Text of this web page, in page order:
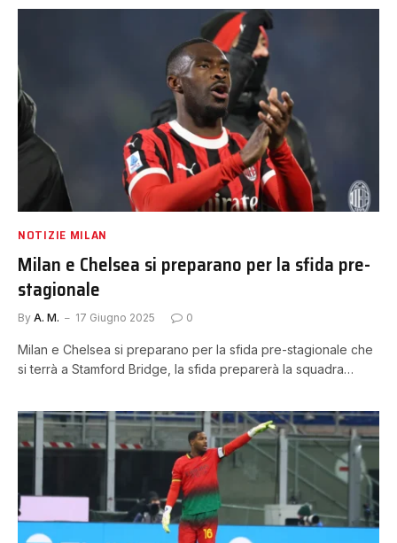
NOTIZIE MILAN
Milan e Chelsea si preparano per la sfida pre-
stagionale
By A. M. 17 Giugno 2025 0
Milan e Chelsea si preparano per la sfida pre-stagionale che
si terrà a Stamford Bridge, la sfida preparerà la squadra…